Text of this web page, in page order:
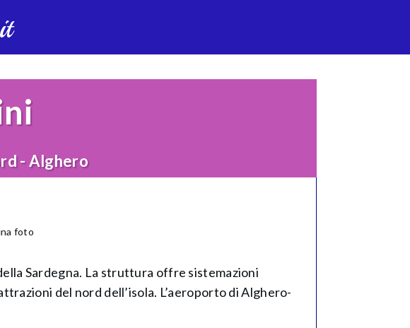
- Alghero
foto
Sardegna. La struttura offre sistemazioni
del nord dell’isola. L’aeroporto di Alghero-